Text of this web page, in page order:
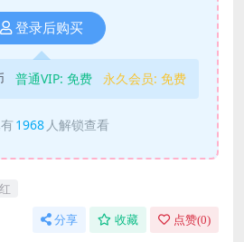
登录后购买
普通VIP: 免费 永久会员: 免费
1968 人解锁查看
分享 收藏 点赞(0)